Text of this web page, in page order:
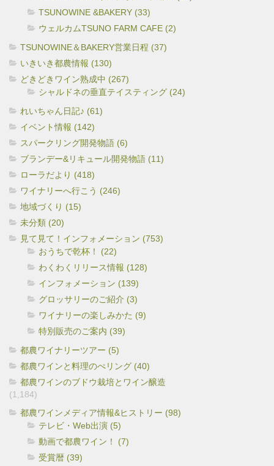
TSUNOWINE &BAKERY (33)
ウェルカムTSUNO FARM CAFE (2)
TSUNOWINE＆BAKERY営業日程 (37)
いきいき都農情報 (130)
どきどきワイン熟成中 (267)
シャルドネの垂直テイスティング (24)
れいちゃん日記♪ (61)
イベント情報 (142)
スパークリング開発物語 (6)
ブランデー&リキュール開発物語 (11)
ローラだより (418)
ワイナリーへ行こう (246)
地域づくり (15)
未分類 (20)
見て見て！インフォメーション (753)
おうちで乾杯！ (22)
わくわくリリース情報 (128)
インフォメーション (139)
グロッサリーのご紹介 (3)
ワイナリーの楽しみかた (9)
特別販売のご案内 (39)
都農ワイナリーツアー (5)
都農ワインと料理のぺリング (40)
都農ワインのブドウ栽培とワイン醸造
(1,184)
都農ワインメディア情報&ヒストリー (98)
テレビ・Web出演 (5)
動画で都農ワイン！ (7)
受賞暦 (39)